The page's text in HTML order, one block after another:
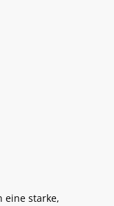
eine starke,